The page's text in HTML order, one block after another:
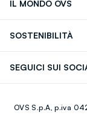
IL MONDO OVS
Giftcard
SOSTENIBILITÀ
SEGUICI SUI
Youtube
OVS S.p.A, p.iva